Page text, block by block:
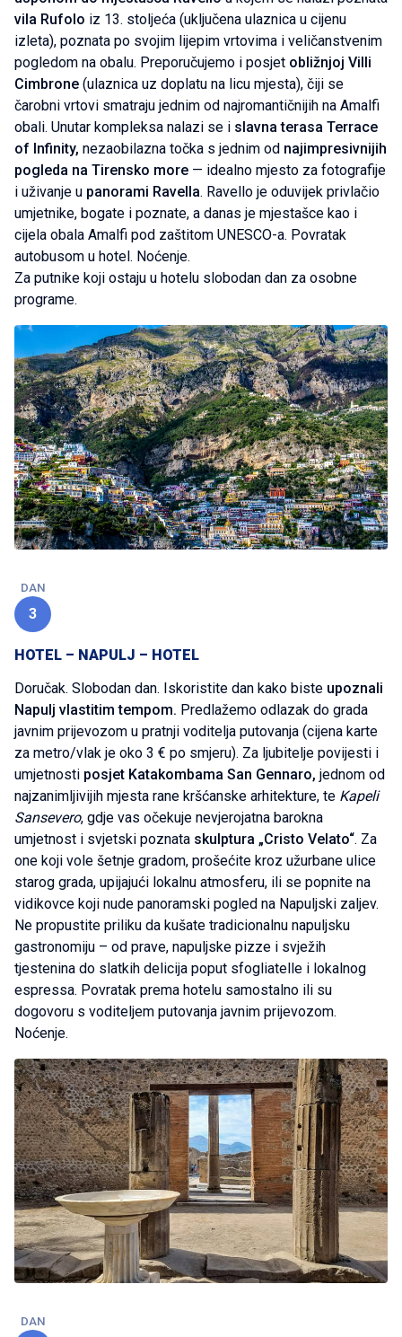
vila Rufolo iz 13. stoljeća (uključena ulaznica u cijenu
izleta), poznata po svojim lijepim vrtovima i veličanstvenim
pogledom na obalu. Preporučujemo i posjet obližnjoj Villi
Cimbrone (ulaznica uz doplatu na licu mjesta), čiji se
čarobni vrtovi smatraju jednim od najromantičnijih na Amalfi
obali. Unutar kompleksa nalazi se i slavna terasa Terrace
of Infinity, nezaobilazna točka s jednim od najimpresivnijih
pogleda na Tirensko more — idealno mjesto za fotografije
i uživanje u panorami Ravella. Ravello je oduvijek privlačio
umjetnike, bogate i poznate, a danas je mjestašce kao i
cijela obala Amalfi pod zaštitom UNESCO-a. Povratak
autobusom u hotel. Noćenje.
Za putnike koji ostaju u hotelu slobodan dan za osobne
programe.
DAN
3
HOTEL – NAPULJ – HOTEL
Doručak. Slobodan dan. Iskoristite dan kako biste upoznali
Napulj vlastitim tempom. Predlažemo odlazak do grada
javnim prijevozom u pratnji voditelja putovanja (cijena karte
za metro/vlak je oko 3 € po smjeru). Za ljubitelje povijesti i
umjetnosti posjet Katakombama San Gennaro, jednom od
najzanimljivijih mjesta rane kršćanske arhitekture, te Kapeli
Sansevero, gdje vas očekuje nevjerojatna barokna
umjetnost i svjetski poznata skulptura „Cristo Velato“. Za
one koji vole šetnje gradom, prošećite kroz užurbane ulice
starog grada, upijajući lokalnu atmosferu, ili se popnite na
vidikovce koji nude panoramski pogled na Napuljski zaljev.
Ne propustite priliku da kušate tradicionalnu napuljsku
gastronomiju – od prave, napuljske pizze i svježih
tjestenina do slatkih delicija poput sfogliatelle i lokalnog
espressa. Povratak prema hotelu samostalno ili su
dogovoru s voditeljem putovanja javnim prijevozom.
Noćenje.
DAN